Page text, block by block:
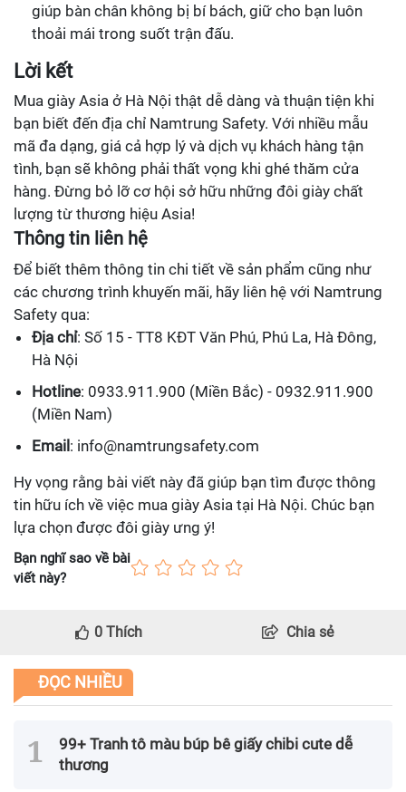
giúp bàn chân không bị bí bách, giữ cho bạn luôn
thoải mái trong suốt trận đấu.
Lời kết
Mua giày Asia ở Hà Nội thật dễ dàng và thuận tiện khi
bạn biết đến địa chỉ Namtrung Safety. Với nhiều mẫu
mã đa dạng, giá cả hợp lý và dịch vụ khách hàng tận
tình, bạn sẽ không phải thất vọng khi ghé thăm cửa
hàng. Đừng bỏ lỡ cơ hội sở hữu những đôi giày chất
lượng từ thương hiệu Asia!
Thông tin liên hệ
Để biết thêm thông tin chi tiết về sản phẩm cũng như
các chương trình khuyến mãi, hãy liên hệ với Namtrung
Safety qua:
Địa chỉ: Số 15 - TT8 KĐT Văn Phú, Phú La, Hà Đông,
Hà Nội
Hotline: 0933.911.900 (Miền Bắc) - 0932.911.900
(Miền Nam)
Email: info@namtrungsafety.com
Hy vọng rằng bài viết này đã giúp bạn tìm được thông
tin hữu ích về việc mua giày Asia tại Hà Nội. Chúc bạn
lựa chọn được đôi giày ưng ý!
Bạn nghĩ sao về bài
viết này?
0 Thích Chia sẻ
ĐỌC NHIỀU
99+ Tranh tô màu búp bê giấy chibi cute dễ
thương